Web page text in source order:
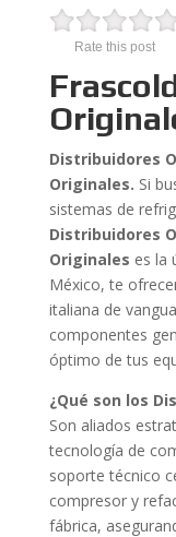
Rate this post
Distribuidores
Originales. Si
sistemas de
Distribuidores
Originales es la
México, te
italiana de
componentes
óptimo de tus
¿Qué son los
Son aliados
tecnología de
soporte técnico
compresor y
fábrica,